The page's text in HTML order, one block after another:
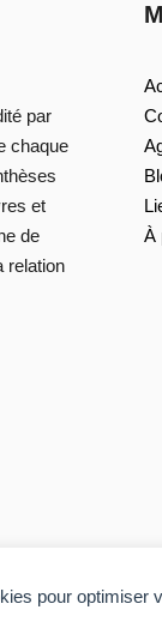
pour
par
chaque
et
de
relation
À
du client. Tous